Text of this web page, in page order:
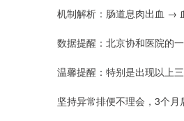
机制解析：肠道息肉出血 →
数据提醒：北京协和医院的
温馨提醒：特别是出现以上
坚持异常排便不理会，3个